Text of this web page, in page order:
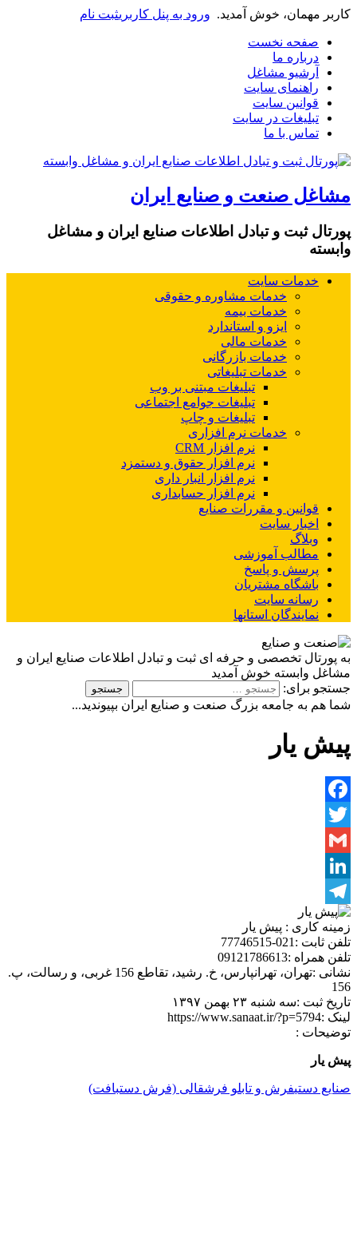
کاربر مهمان، خوش آمدید. ورود به پنل کاربریثبت نام
صفحه نخست
درباره ما
آرشیو مشاغل
راهنمای سایت
قوانین سایت
تبلیغات در سایت
تماس با ما
مشاغل صنعت و صنایع ایران
پورتال ثبت و تبادل اطلاعات صنایع ایران و مشاغل
وابسته
خدمات سایت
خدمات مشاوره و حقوقی
خدمات بیمه
ایزو و استاندارد
خدمات مالی
خدمات بازرگانی
خدمات تبلیغاتی
تبلیغات مبتنی بر وب
تبلیغات جوامع اجتماعی
تبلیغات و چاپ
خدمات نرم افزاری
نرم افزار CRM
نرم افزار حقوق و دستمزد
نرم افزار انبار داری
نرم افزار حسابداری
قوانین و مقررات صنایع
اخبار سایت
وبلاگ
مطالب آموزشی
پرسش و پاسخ
باشگاه مشتریان
رسانه سایت
نمایندگان استانها
به پورتال تخصصی و حرفه ای ثبت و تبادل اطلاعات صنایع ایران و
مشاغل وابسته خوش آمدید
جستجو برای:
شما هم به جامعه بزرگ صنعت و صنایع ایران بپیوندید...
پیش یار
Facebook
Twitter
Gmail
LinkedIn
Telegram
زمینه کاری : پیش یار
تلفن ثابت :021-77746515
تلفن همراه :09121786613
نشانی :
تهران، تهرانپارس، خ. رشید، تقاطع 156 غربی، و رسالت، پ.
156
تاریخ ثبت :سه شنبه ۲۳ بهمن ۱۳۹۷
لینک :https://www.sanaat.ir/?p=5794
توضیحات :
پیش یار
صنایع دستیفرش و تابلو فرشقالی (فرش دستبافت)